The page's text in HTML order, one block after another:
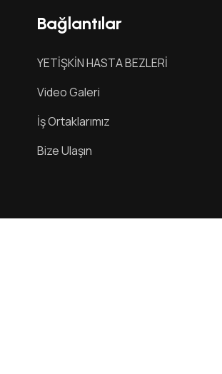
Bağlantılar
YETİŞKİN HASTA BEZLERİ
Video Galeri
İş Ortaklarımız
Bize Ulaşın